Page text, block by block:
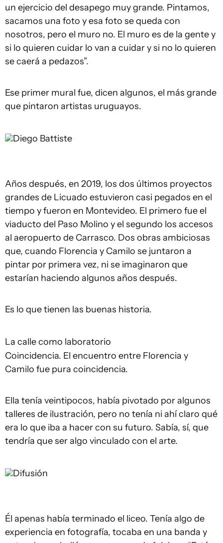
un ejercicio del desapego muy grande. Pintamos,
sacamos una foto y esa foto se queda con
nosotros, pero el muro no. El muro es de la gente y
si lo quieren cuidar lo van a cuidar y si no lo quieren
se caerá a pedazos”.
Ese primer mural fue, dicen algunos, el más grande
que pintaron artistas uruguayos.
Diego Battiste
Años después, en 2019, los dos últimos proyectos
grandes de Licuado estuvieron casi pegados en el
tiempo y fueron en Montevideo. El primero fue el
viaducto del Paso Molino y el segundo los accesos
al aeropuerto de Carrasco. Dos obras ambiciosas
que, cuando Florencia y Camilo se juntaron a
pintar por primera vez, ni se imaginaron que
estarían haciendo algunos años después.
Es lo que tienen las buenas historia.
La calle como laboratorio
Coincidencia. El encuentro entre Florencia y
Camilo fue pura coincidencia.
Ella tenía veintipocos, había pivotado por algunos
talleres de ilustración, pero no tenía ni ahí claro qué
era lo que iba a hacer con su futuro. Sabía, sí, que
tendría que ser algo vinculado con el arte.
Difusión
Él apenas había terminado el liceo. Tenía algo de
experiencia en fotografía, tocaba en una banda y